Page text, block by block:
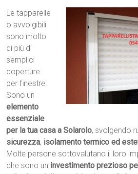
Le tapparelle
o avvolgibili
sono molto
di più di
semplici
coperture
per finestre.
Sono un
elemento
essenziale
per la tua casa a Solarolo, svolgendo
sicurezza, isolamento termico ed
Molte persone sottovalutano il loro
che sono un investimento prezioso